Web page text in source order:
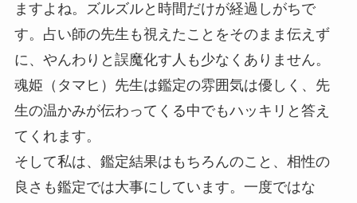
ますよね。ズルズルと時間だけが経過しがちで
す。占い師の先生も視えたことをそのまま伝えず
に、やんわりと誤魔化す人も少なくありません。
魂姫（タマヒ）先生は鑑定の雰囲気は優しく、先
生の温かみが伝わってくる中でもハッキリと答え
てくれます。
そして私は、鑑定結果はもちろんのこと、相性の
良さも鑑定では大事にしています。一度ではな